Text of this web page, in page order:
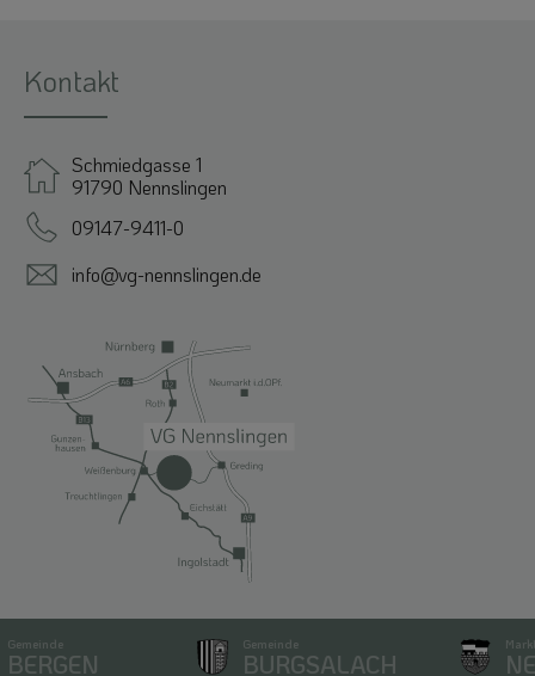
Kontakt
Schmiedgasse 1
91790 Nennslingen
09147-9411-0
info@vg-nennslingen.de
Gemeinde
BURGSALACH
Markt